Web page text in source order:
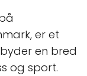
er et
en bred
og sport.